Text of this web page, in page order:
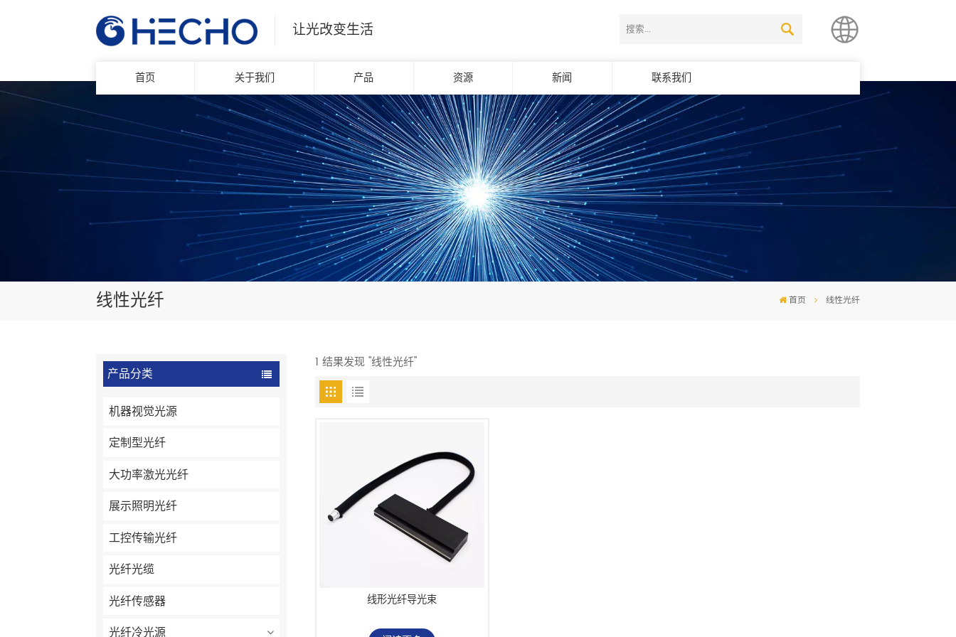
让光改变生活
简体中文
English
首页 关于我们 产品 资源 新闻 联系我们
线性光纤 首页 线性光纤
产品分类
机器视觉光源
定制型光纤
大功率激光光纤
展示照明光纤
工控传输光纤
光纤光缆
光纤传感器
光纤冷光源
1 结果发现 "线性光纤"
线形光纤导光束